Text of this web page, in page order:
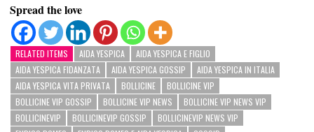
Spread the love
RELATED ITEMS AIDA YESPICA
AIDA YESPICA E FIGLIO
AIDA YESPICA FIDANZATA
AIDA YESPICA GOSSIP
AIDA YESPICA IN ITALIA
AIDA YESPICA VITA PRIVATA
BOLLICINE
BOLLICINE VIP
BOLLICINE VIP GOSSIP
BOLLICINE VIP NEWS
BOLLICINE VIP NEWS VIP
BOLLICINEVIP
BOLLICINEVIP GOSSIP
BOLLICINEVIP NEWS VIP